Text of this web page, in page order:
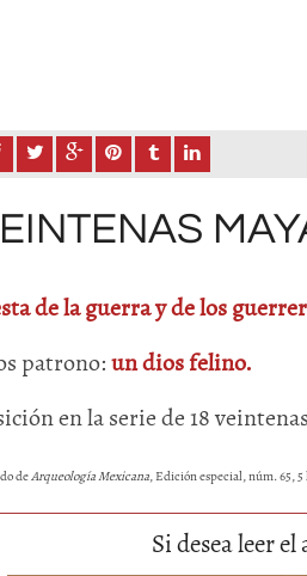
de la guerra y de los
patrono:un dios felino.
en la serie de 18
deArqueología Mexicana, Edición especial, núm. 65, 5
Si desea leer